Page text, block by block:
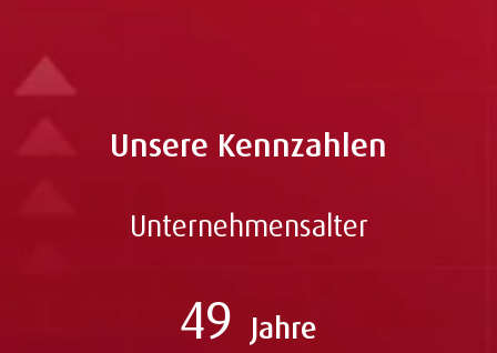
Unsere Kennzahlen
Unternehmensalter
49 Jahre